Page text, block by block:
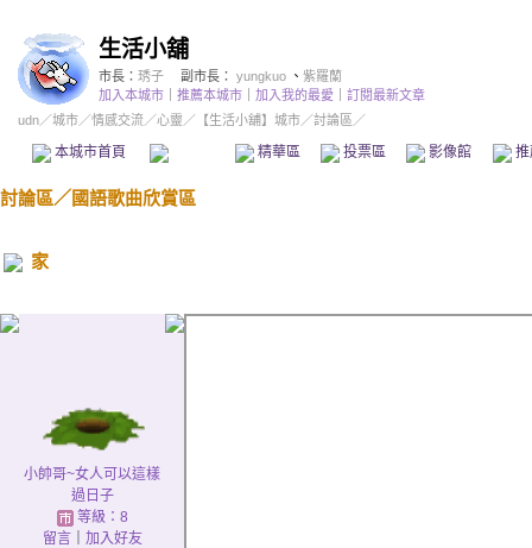
生活小舖
市長： 琇子 副市長： yungkuo 、 紫羅蘭
加入本城市
推薦本城市 加入我的最愛
訂閱最新文章
udn／城市／情感交流／心靈 ／ 【生活小舖】城市／討論區／
本城市首頁 精華區 投票區 影像館
討論區／ 國語歌曲欣賞區
家
小帥哥~女人可以這樣
過日子
等級：8
留言｜ 加入好友